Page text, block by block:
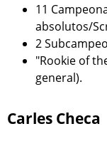
11
absolutos/
2
"Rookie of
general).
Carles Checa